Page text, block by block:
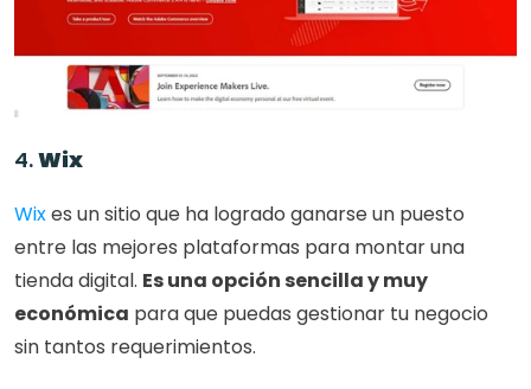
4. Wix
Wix es un sitio que ha logrado ganarse un puesto
entre las mejores plataformas para montar una
tienda digital. Es una opción sencilla y muy
económica para que puedas gestionar tu negocio
sin tantos requerimientos.